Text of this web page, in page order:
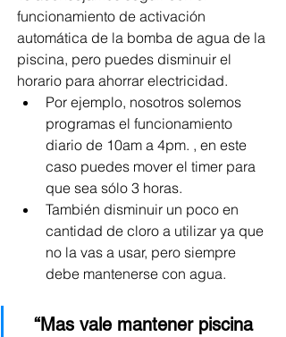
funcionamiento de activación
automática de la bomba de agua de la
piscina, pero puedes disminuir el
horario para ahorrar electricidad.
Por ejemplo, nosotros solemos
programas el funcionamiento
diario de 10am a 4pm. , en este
caso puedes mover el timer para
que sea sólo 3 horas.
También disminuir un poco en
cantidad de cloro a utilizar ya que
no la vas a usar, pero siempre
debe mantenerse con agua.
“Mas vale mantener piscina